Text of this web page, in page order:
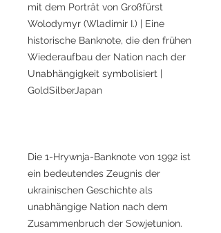
mit dem Porträt von Großfürst
Wolodymyr (Wladimir I.) | Eine
historische Banknote, die den frühen
Wiederaufbau der Nation nach der
Unabhängigkeit symbolisiert |
GoldSilberJapan
Die 1-Hrywnja-Banknote von 1992 ist
ein bedeutendes Zeugnis der
ukrainischen Geschichte als
unabhängige Nation nach dem
Zusammenbruch der Sowjetunion.